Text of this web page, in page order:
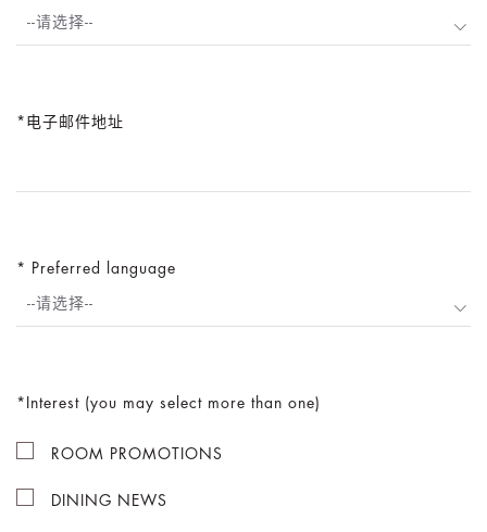
--请选择--
电子邮件地址
Preferred language
--请选择--
Interest (you may select more than one)
ROOM PROMOTIONS
DINING NEWS